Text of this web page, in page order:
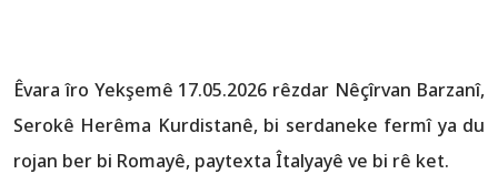
Êvara îro Yekşemê 17.05.2026 rêzdar Nêçîrvan Barzanî,
Serokê Herêma Kurdistanê, bi serdaneke fermî ya du
rojan ber bi Romayê, paytexta Îtalyayê ve bi rê ket.